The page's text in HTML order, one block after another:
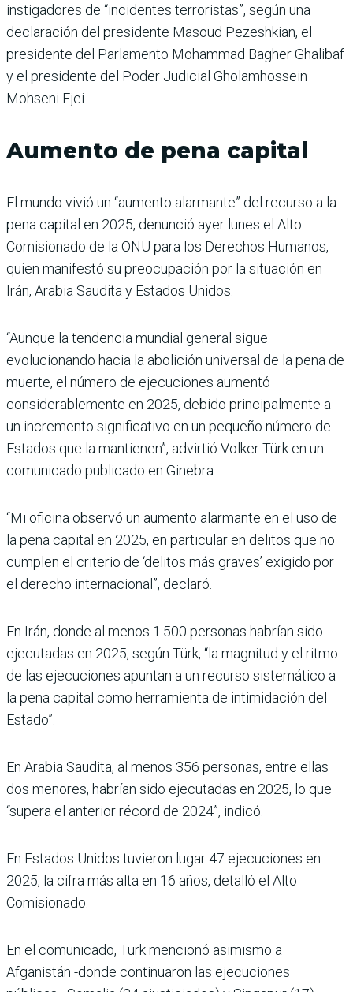
instigadores de “incidentes terroristas”, según una
declaración del presidente Masoud Pezeshkian, el
presidente del Parlamento Mohammad Bagher Ghalibaf
y el presidente del Poder Judicial Gholamhossein
Mohseni Ejei.
Aumento de pena capital
El mundo vivió un “aumento alarmante” del recurso a la
pena capital en 2025, denunció ayer lunes el Alto
Comisionado de la ONU para los Derechos Humanos,
quien manifestó su preocupación por la situación en
Irán, Arabia Saudita y Estados Unidos.
“Aunque la tendencia mundial general sigue
evolucionando hacia la abolición universal de la pena de
muerte, el número de ejecuciones aumentó
considerablemente en 2025, debido principalmente a
un incremento significativo en un pequeño número de
Estados que la mantienen”, advirtió Volker Türk en un
comunicado publicado en Ginebra.
“Mi oficina observó un aumento alarmante en el uso de
la pena capital en 2025, en particular en delitos que no
cumplen el criterio de ‘delitos más graves’ exigido por
el derecho internacional”, declaró.
En Irán, donde al menos 1.500 personas habrían sido
ejecutadas en 2025, según Türk, “la magnitud y el ritmo
de las ejecuciones apuntan a un recurso sistemático a
la pena capital como herramienta de intimidación del
Estado”.
En Arabia Saudita, al menos 356 personas, entre ellas
dos menores, habrían sido ejecutadas en 2025, lo que
“supera el anterior récord de 2024”, indicó.
En Estados Unidos tuvieron lugar 47 ejecuciones en
2025, la cifra más alta en 16 años, detalló el Alto
Comisionado.
En el comunicado, Türk mencionó asimismo a
Afganistán -donde continuaron las ejecuciones